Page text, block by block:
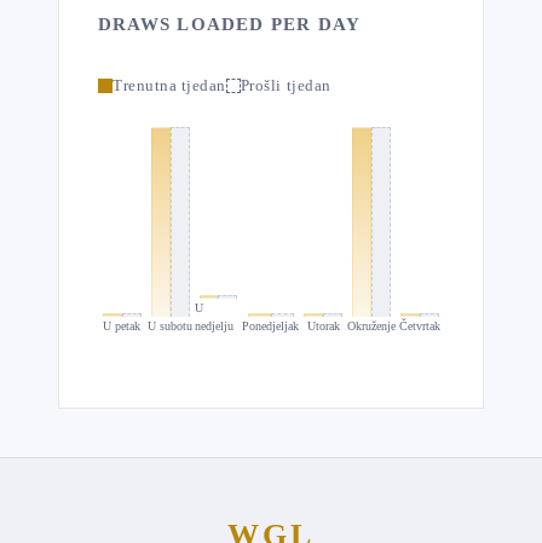
DRAWS LOADED PER DAY
Trenutna tjedan Prošli tjedan
U petak U subotu
U
nedjelju
Ponedjeljak Utorak Okruženje Četvrtak
WGL